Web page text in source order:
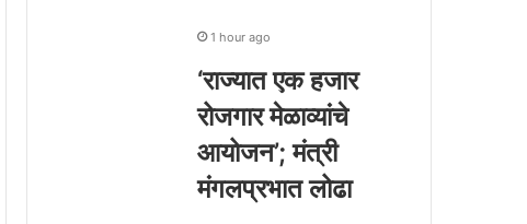
1 hour ago
‘राज्यात एक हजार
रोजगार मेळाव्यांचे
आयोजन’; मंत्री
मंगलप्रभात लोढा